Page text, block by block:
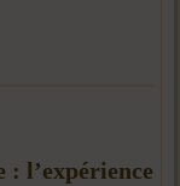
: l’expérience